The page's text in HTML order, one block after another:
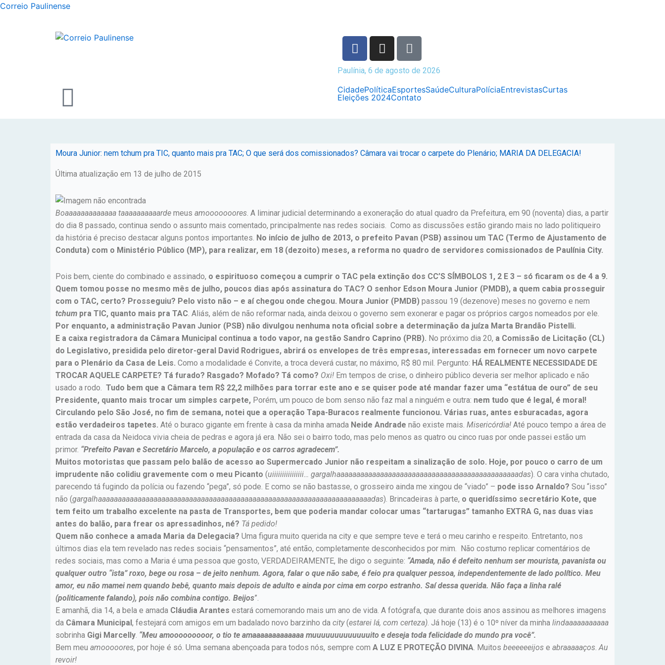
Correio Paulinense
Paulínia, 6 de agosto de 2026
CidadePolíticaEsportesSaúdeCulturaPolíciaEntrevistasCurtas
Eleições 2024Contato
Moura Junior: nem tchum pra TIC, quanto mais pra TAC; O que será dos comissionados? Câmara vai trocar o carpete do Plenário; MARIA DA DELEGACIA!
Última atualização em 13 de julho de 2015
Boaaaaaaaaaaaaa taaaaaaaaaarde meus amooooooores. A liminar judicial determinando a exoneração do atual quadro da Prefeitura, em 90 (noventa) dias, a partir
do dia 8 passado, continua sendo o assunto mais comentado, principalmente nas redes sociais. Como as discussões estão girando mais no lado politiqueiro
da história é preciso destacar alguns pontos importantes. No início de julho de 2013, o prefeito Pavan (PSB) assinou um TAC (Termo de Ajustamento de
Conduta) com o Ministério Público (MP), para realizar, em 18 (dezoito) meses, a reforma no quadro de servidores comissionados de Paulínia City.
Pois bem, ciente do combinado e assinado, o espirituoso começou a cumprir o TAC pela extinção dos CC’S SÍMBOLOS 1, 2 E 3 – só ficaram os de 4 a 9.
Quem tomou posse no mesmo mês de julho, poucos dias após assinatura do TAC? O senhor Edson Moura Junior (PMDB), a quem cabia prosseguir
com o TAC, certo? Prosseguiu? Pelo visto não – e aí chegou onde chegou. Moura Junior (PMDB) passou 19 (dezenove) meses no governo e nem
tchum pra TIC, quanto mais pra TAC. Aliás, além de não reformar nada, ainda deixou o governo sem exonerar e pagar os próprios cargos nomeados por ele.
Por enquanto, a administração Pavan Junior (PSB) não divulgou nenhuma nota oficial sobre a determinação da juíza Marta Brandão Pistelli.
E a caixa registradora da Câmara Municipal continua a todo vapor, na gestão Sandro Caprino (PRB). No próximo dia 20, a Comissão de Licitação (CL)
do Legislativo, presidida pelo diretor-geral David Rodrigues, abrirá os envelopes de três empresas, interessadas em fornecer um novo carpete
para o Plenário da Casa de Leis. Como a modalidade é Convite, a troca deverá custar, no máximo, R$ 80 mil. Pergunto: HÁ REALMENTE NECESSIDADE DE
TROCAR AQUELE CARPETE? Tá furado? Rasgado? Mofado? Tá como? Oxi! Em tempos de crise, o dinheiro público deveria ser melhor aplicado e não
usado a rodo. Tudo bem que a Câmara tem R$ 22,2 milhões para torrar este ano e se quiser pode até mandar fazer uma “estátua de ouro” de seu
Presidente, quanto mais trocar um simples carpete, Porém, um pouco de bom senso não faz mal a ninguém e outra: nem tudo que é legal, é moral!
Circulando pelo São José, no fim de semana, notei que a operação Tapa-Buracos realmente funcionou. Várias ruas, antes esburacadas, agora
estão verdadeiros tapetes. Até o buraco gigante em frente à casa da minha amada Neide Andrade não existe mais. Misericórdia! Até pouco tempo a área de
entrada da casa da Neidoca vivia cheia de pedras e agora já era. Não sei o bairro todo, mas pelo menos as quatro ou cinco ruas por onde passei estão um
primor. “Prefeito Pavan e Secretário Marcelo, a população e os carros agradecem”.
Muitos motoristas que passam pelo balão de acesso ao Supermercado Junior não respeitam a sinalização de solo. Hoje, por pouco o carro de um
imprudente não colidiu gravemente com o meu Picanto (uiiiiiiiiiiiiiiii… gargalhaaaaaaaaaaaaaaaaaaaaaaaaaaaaaaaaaaaaaaaaaaaaaadas). O cara vinha chutado,
parecendo tá fugindo da polícia ou fazendo “pega”, só pode. E como se não bastasse, o grosseiro ainda me xingou de “viado” – pode isso Arnaldo? Sou “isso”
não (gargalhaaaaaaaaaaaaaaaaaaaaaaaaaaaaaaaaaaaaaaaaaaaaaaaaaaaaaaaaaaaaaaaaaaaaadas). Brincadeiras à parte, o queridíssimo secretário Kote, que
tem feito um trabalho excelente na pasta de Transportes, bem que poderia mandar colocar umas “tartarugas” tamanho EXTRA G, nas duas vias
antes do balão, para frear os apressadinhos, né? Tá pedido!
Quem não conhece a amada Maria da Delegacia? Uma figura muito querida na city e que sempre teve e terá o meu carinho e respeito. Entretanto, nos
últimos dias ela tem revelado nas redes sociais “pensamentos”, até então, completamente desconhecidos por mim. Não costumo replicar comentários de
redes sociais, mas como a Maria é uma pessoa que gosto, VERDADEIRAMENTE, lhe digo o seguinte: “Amada, não é defeito nenhum ser mourista, pavanista ou
qualquer outro “ista” roxo, bege ou rosa – de jeito nenhum. Agora, falar o que não sabe, é feio pra qualquer pessoa, independentemente de lado político. Meu
amor, eu não mamei nem quando bebê, quanto mais depois de adulto e ainda por cima em corpo estranho. Saí dessa querida. Não faça a linha ralé
(politicamente falando), pois não combina contigo. Beijos”.
E amanhã, dia 14, a bela e amada Cláudia Arantes estará comemorando mais um ano de vida. A fotógrafa, que durante dois anos assinou as melhores imagens
da Câmara Municipal , festejará com amigos em um badalado novo barzinho da city(estarei lá, com certeza). Já hoje (13) é o 10º níver da minha lindaaaaaaaaaaa
sobrinha Gigi Marcelly. “Meu amooooooooor, o tio te amaaaaaaaaaaaaa muuuuuuuuuuuuuito e deseja toda felicidade do mundo pra você”.
Bem meu amooooores, por hoje é só. Uma semana abençoada para todos nós, sempre com A LUZ E PROTEÇÃO DIVINA. Muitos beeeeeeijos e abraaaaaços.Au
revoir!